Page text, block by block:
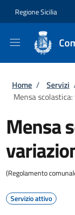
Regione Sicilia
Briciole
Home / Servizi
Mensa
Mensa
(Regolamento
Servizio attivo